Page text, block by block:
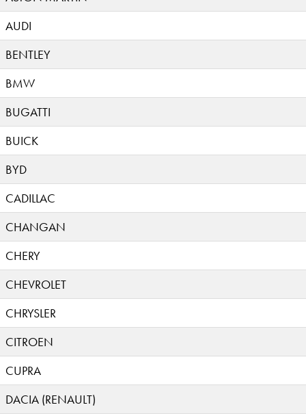
AUDI
BENTLEY
BMW
BUGATTI
BUICK
BYD
CADILLAC
CHANGAN
CHERY
CHEVROLET
CHRYSLER
CITROEN
CUPRA
DACIA (RENAULT)